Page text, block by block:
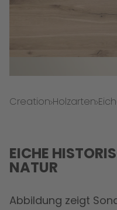
Creation Holzarten
EICHE
NATUR
Abbildung zeigt